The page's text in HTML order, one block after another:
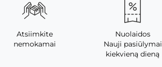
Atsiimkite
nemokamai
Nuolaidos
Nauji pasiūlymai
kiekvieną dieną